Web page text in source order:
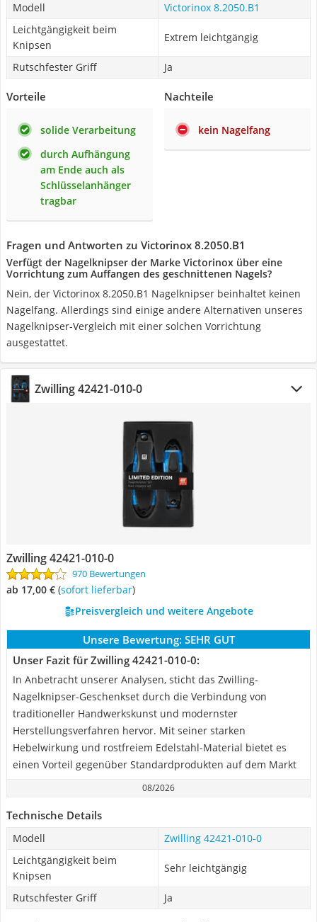
Modell
Victorinox 8.2050.B1
Leichtgängigkeit beim
Knipsen
Extrem leichtgängig
Rutschfester Griff Ja
Vorteile
solide Verarbeitung
durch Aufhängung
am Ende auch als
Schlüsselanhänger
tragbar
Nachteile
kein Nagelfang
Fragen und Antworten zu Victorinox 8.2050.B1
Verfügt der Nagelknipser der Marke Victorinox über eine
Vorrichtung zum Auffangen des geschnittenen Nagels?
Nein, der Victorinox 8.2050.B1 Nagelknipser beinhaltet keinen
Nagelfang. Allerdings sind einige andere Alternativen unseres
Nagelknipser-Vergleich mit einer solchen Vorrichtung
ausgestattet.
Zwilling 42421-010-0
Zwilling 42421-010-0
970 Bewertungen
ab 17,00 € ( Sofort lieferbar)
Preisvergleich und weitere Angebote
Unsere Bewertung: SEHR GUT
Unser Fazit für Zwilling 42421-010-0:
In Anbetracht unserer Analysen, sticht das Zwilling-
Nagelknipser-Geschenkset durch die Verbindung von
traditioneller Handwerkskunst und modernster
Herstellungsverfahren hervor. Mit seiner starken
Hebelwirkung und rostfreiem Edelstahl-Material bietet es
einen Vorteil gegenüber Standardprodukten auf dem Markt
08/2026
Technische Details
Modell
Zwilling 42421-010-0
Leichtgängigkeit beim
Knipsen
Sehr leichtgängig
Rutschfester Griff Ja